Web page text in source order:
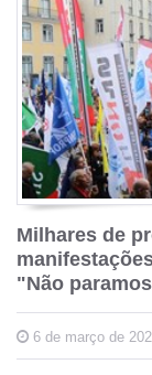
Milhares de
"Não
6 de março de